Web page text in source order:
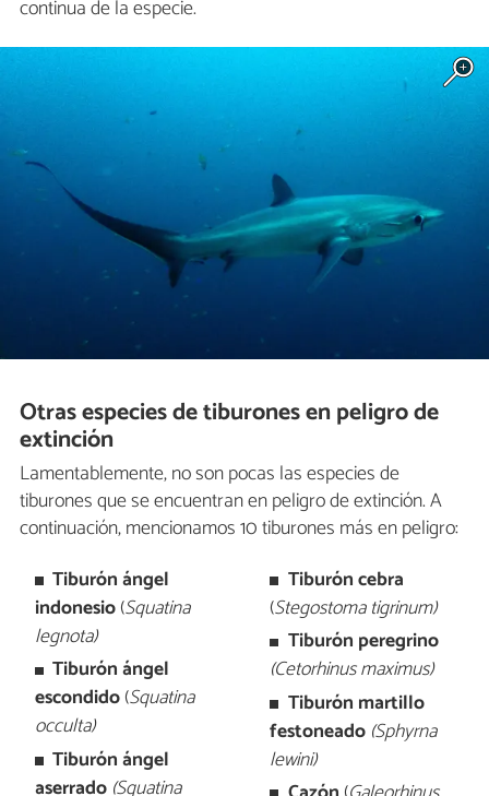
continua de la especie.
Otras especies de tiburones en peligro de
extinción
Lamentablemente, no son pocas las especies de
tiburones que se encuentran en peligro de extinción. A
continuación, mencionamos 10 tiburones más en peligro:
Tiburón ángel
indonesio(Squatina
legnota)
Tiburón ángel
escondido(Squatina
occulta)
Tiburón ángel
aserrado(Squatina
Tiburón cebra
(Stegostoma tigrinum)
Tiburón peregrino
(Cetorhinus maximus)
Tiburón martillo
festoneado (Sphyrna
lewini)